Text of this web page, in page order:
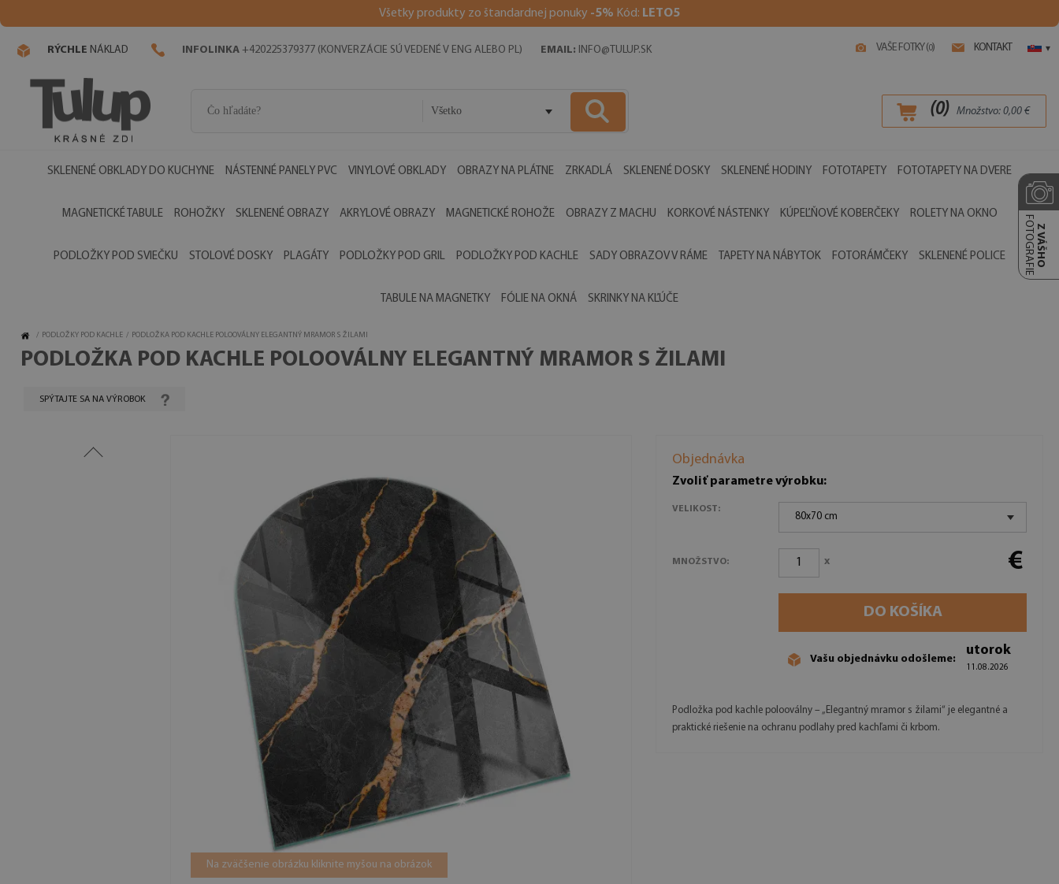
Všetky produkty zo štandardnej ponuky -5% Kód: LETO5
VAŠE FOTKY (0) KONTAKT ▾
RÝCHLE NÁKLAD INFOLINKA +420225379377 (KONVERZÁCIE SÚ VEDENÉ V ENG ALEBO PL) EMAIL: INFO@TULUP.SK
Všetko (0) Množstvo: 0,00 €
SKLENENÉ OBKLADY DO KUCHYNE NÁSTENNÉ PANELY PVC VINYLOVÉ OBKLADY OBRAZY NA PLÁTNE ZRKADLÁ SKLENENÉ DOSKY SKLENENÉ HODINY FOTOTAPETY FOTOTAPETY NA DVERE
MAGNETICKÉ TABULE ROHOŽKY SKLENENÉ OBRAZY AKRYLOVÉ OBRAZY MAGNETICKÉ ROHOŽE OBRAZY Z MACHU KORKOVÉ NÁSTENKY KÚPEĽŇOVÉ KOBERČEKY ROLETY NA OKNO
PODLOŽKY POD SVIEČKU STOLOVÉ DOSKY PLAGÁTY PODLOŽKY POD GRIL PODLOŽKY POD KACHLE SADY OBRAZOV V RÁME TAPETY NA NÁBYTOK FOTORÁMČEKY SKLENENÉ POLICE
TABULE NA MAGNETKY FÓLIE NA OKNÁ SKRINKY NA KĽÚČE
Z VÁŠHO
FOTOGRAFIE
/ PODLOŽKY POD KACHLE / PODLOŽKA POD KACHLE POLOOVÁLNY ELEGANTNÝ MRAMOR S ŽILAMI
PODLOŽKA POD KACHLE POLOOVÁLNY ELEGANTNÝ MRAMOR S ŽILAMI
SPÝTAJTE SA NA VÝROBOK
Na zväčšenie obrázku kliknite myšou na obrázok
Objednávka
Zvoliť parametre výrobku:
VELIKOST:
80x70 cm
MNOŽSTVO: x €
DO KOŠÍKA
Vašu objednávku odošleme:
utorok
11.08.2026
Podložka pod kachle polooválny – „Elegantný mramor s žilami“ je elegantné a
praktické riešenie na ochranu podlahy pred kachľami či krbom.